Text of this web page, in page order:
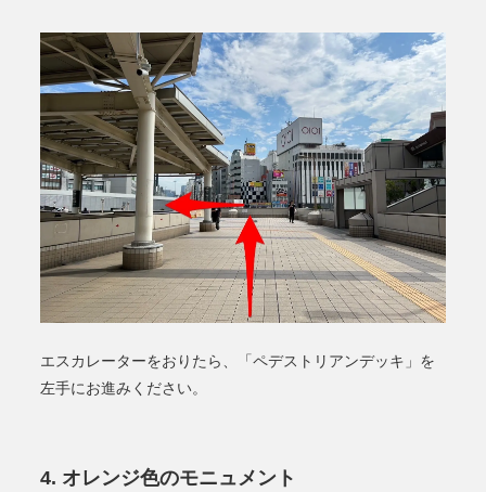
エスカレーターをおりたら、「ペデストリアンデッキ」を
左手にお進みください。
オレンジ色のモニュメント